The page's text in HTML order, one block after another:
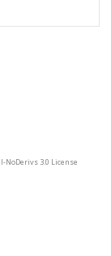
3.0 License